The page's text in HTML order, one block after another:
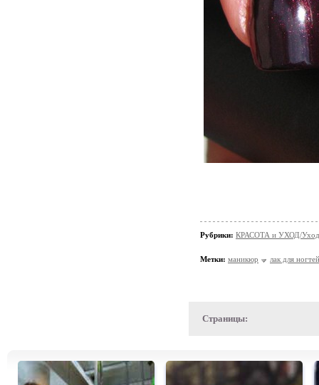
Рубрики: КРАСОТА и УХОД/Уход
Метки: маникюр лак для ногтей
Страницы: